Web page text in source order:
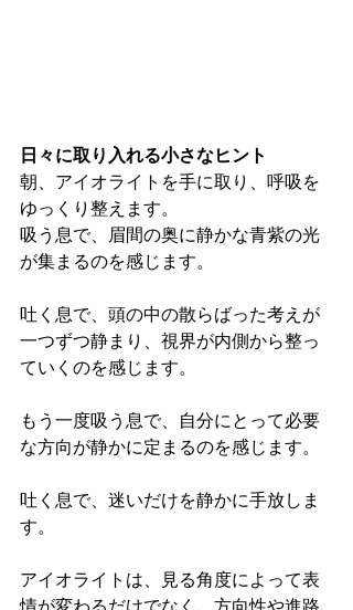
日々に取り入れる小さなヒント
朝、アイオライトを手に取り、呼吸を
ゆっくり整えます。
吸う息で、眉間の奥に静かな青紫の光
が集まるのを感じます。
吐く息で、頭の中の散らばった考えが
一つずつ静まり、視界が内側から整っ
ていくのを感じます。
もう一度吸う息で、自分にとって必要
な方向が静かに定まるのを感じます。
吐く息で、迷いだけを静かに手放しま
す。
アイオライトは、見る角度によって表